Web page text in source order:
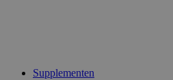
Supplementen